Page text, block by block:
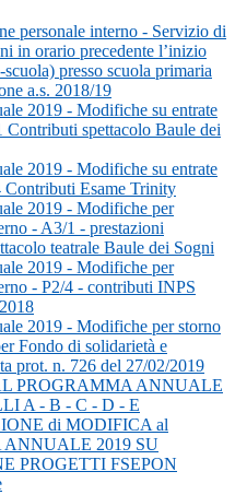
personale interno - Servizio di
in orario precedente l’inizio
presso scuola primaria
a.s. 2018/19
2019 - Modifiche su entrate
Contributi spettacolo Baule dei
2019 - Modifiche su entrate
Contributi Esame Trinity
2019 - Modifiche per
- A3/1 - prestazioni
teatrale Baule dei Sogni
2019 - Modifiche per
- P2/4 - contributi INPS
2019 - Modifiche per storno
Fondo di solidarietà e
prot. n. 726 del 27/02/2019
PROGRAMMA ANNUALE
A - B - C - D - E
di MODIFICA al
2019 SU
PROGETTI FSEPON